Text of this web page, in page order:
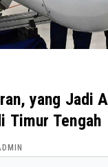
yang Jadi
Timur Tengah